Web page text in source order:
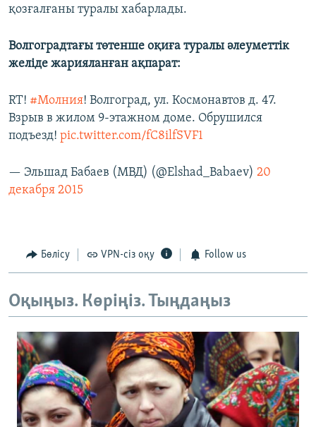
қозғалғаны туралы хабарлады.
Волгоградтағы төтенше оқиға туралы әлеуметтік
желіде жарияланған ақпарат:
RT! #Молния! Волгоград, ул. Космонавтов д. 47.
Взрыв в жилом 9-этажном доме. Обрушился
подъезд! pic.twitter.com/fC8ilfSVF1
— Эльшад Бабаев (МВД) (@Elshad_Babaev) 20
декабря 2015
Бөлісу VPN-сіз оқу Follow us
Оқыңыз. Көріңіз. Тыңдаңыз